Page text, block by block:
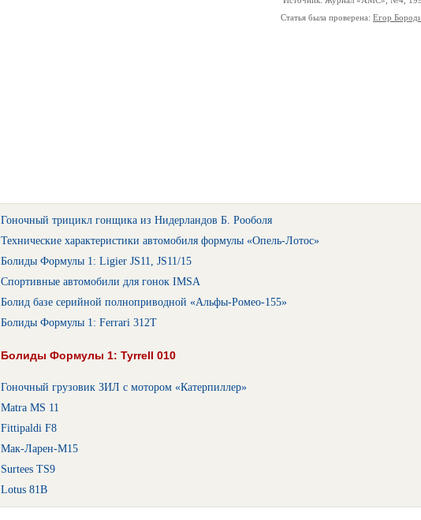
Статья была проверена: Егор
Гоночный трицикл гонщика из Нидерландов Б. Рооболя
Технические характеристики автомобиля формулы «Опель-Лотос»
Болиды Формулы 1: Ligier JS11, JS11/15
Спортивные автомобили для гонок IMSA
Болид базе серийной полноприводной «Альфы-Ромео-155»
Болиды Формулы 1: Ferrari 312T
Болиды Формулы 1: Tyrrell 010
Гоночный грузовик ЗИЛ с мотором «Катерпиллер»
Matra MS 11
Fittipaldi F8
Мак-Ларен-М15
Surtees TS9
Lotus 81B